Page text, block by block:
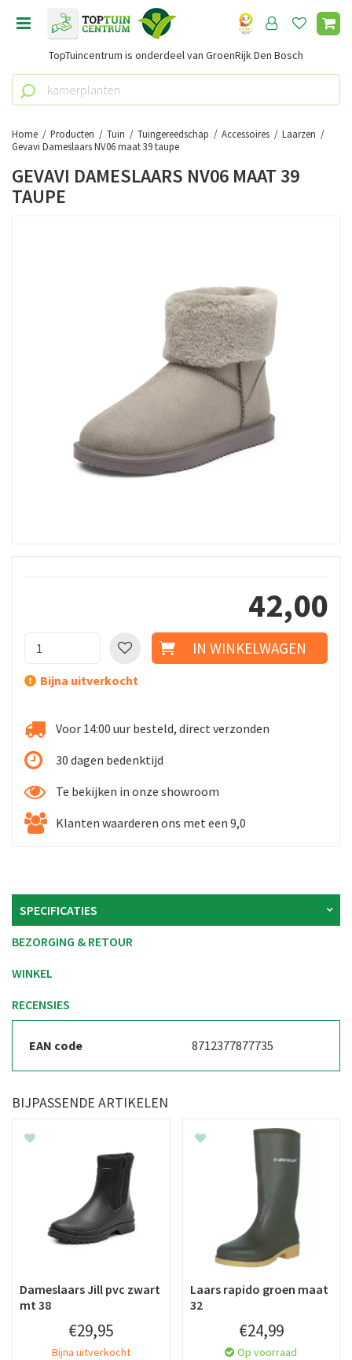
Home Producten Tuin Tuingereedschap Accessoires
Laarzen
Gevavi Dameslaars NV06 maat 39 taupe
TopTuincentrum is onderdeel van GroenRijk Den Bosch
GEVAVI DAMESLAARS NV06 MAAT 39
TAUPE
42,00
Bijna uitverkocht
Voor 14:00 uur besteld, direct verzonden
30 dagen bedenktijd
Te bekijken in onze showroom
Klanten waarderen ons met een 9,0
SPECIFICATIES
BEZORGING & RETOUR
WINKEL
RECENSIES
EAN code 8712377877735
BIJPASSENDE ARTIKELEN
Dameslaars Jill pvc zwart
mt 38
€29,95
Bijna uitverkocht
Laars rapido groen maat
32
€24,99
Op voorraad